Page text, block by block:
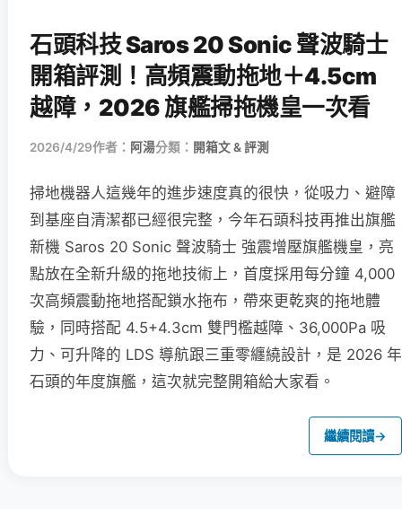
石頭科技 Saros 20 Sonic 聲波騎士
開箱評測！高頻震動拖地＋4.5cm
越障，2026 旗艦掃拖機皇一次看
2026/4/29作者： 阿湯分類： 開箱文 & 評測
掃地機器人這幾年的進步速度真的很快，從吸力、避障
到基座自清潔都已經很完整，今年石頭科技再推出旗艦
新機 Saros 20 Sonic 聲波騎士 強震增壓旗艦機皇，亮
點放在全新升級的拖地技術上，首度採用每分鐘 4,000
次高頻震動拖地搭配鎖水拖布，帶來更乾爽的拖地體
驗，同時搭配 4.5+4.3cm 雙門檻越障、36,000Pa 吸
力、可升降的 LDS 導航跟三重零纏繞設計，是 2026 年
石頭的年度旗艦，這次就完整開箱給大家看。
繼續閱讀→